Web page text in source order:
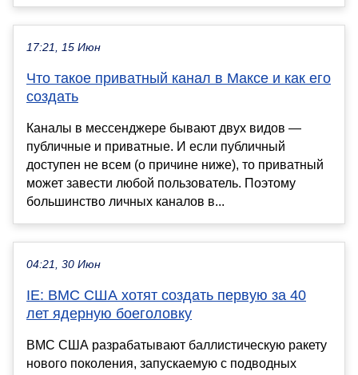
17:21, 15 Июн
Что такое приватный канал в Максе и как его
создать
Каналы в мессенджере бывают двух видов —
публичные и приватные. И если публичный
доступен не всем (о причине ниже), то приватный
может завести любой пользователь. Поэтому
большинство личных каналов в...
04:21, 30 Июн
IE: ВМС США хотят создать первую за 40
лет ядерную боеголовку
ВМС США разрабатывают баллистическую ракету
нового поколения, запускаемую с подводных